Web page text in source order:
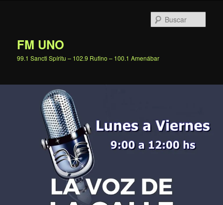
FM UNO
99.1 Sancti Spíritu – 102.9 Rufino – 100.1 Amenábar